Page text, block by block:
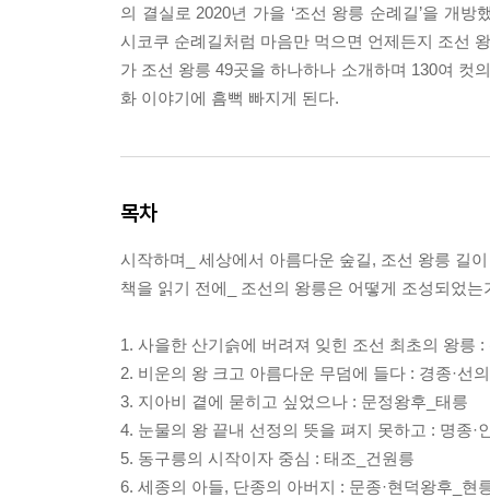
의 결실로 2020년 가을 ‘조선 왕릉 순례길’을 개
시코쿠 순례길처럼 마음만 먹으면 언제든지 조선
가 조선 왕릉 49곳을 하나하나 소개하며 130여 컷
화 이야기에 흠뻑 빠지게 된다.
목차
시작하며_ 세상에서 아름다운 숲길, 조선 왕릉 길
책을 읽기 전에_ 조선의 왕릉은 어떻게 조성되었는
1. 사을한 산기슭에 버려져 잊힌 조선 최초의 왕릉
2. 비운의 왕 크고 아름다운 무덤에 들다 : 경종·선
3. 지아비 곁에 묻히고 싶었으나 : 문정왕후_태릉
4. 눈물의 왕 끝내 선정의 뜻을 펴지 못하고 : 명종·
5. 동구릉의 시작이자 중심 : 태조_건원릉
6. 세종의 아들, 단종의 아버지 : 문종·현덕왕후_현